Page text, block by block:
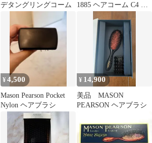
デタングリングコーム
1885 ヘアコーム C4 新
¥4,500
Mason Pearson Pocket
Nylon ヘアブラシ
¥ 14,900
美品 MASON
PEARSON ヘアブラシ